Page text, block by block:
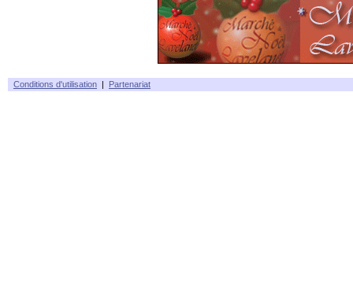
Conditions d'utilisation | Partenariat